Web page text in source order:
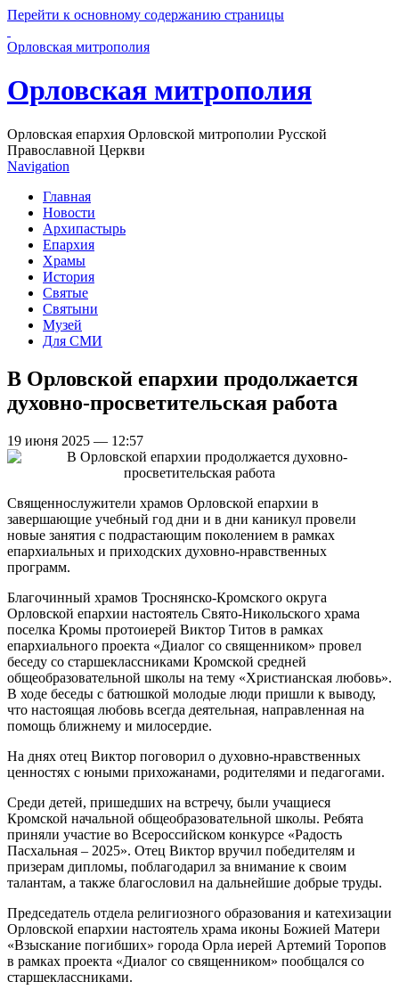
Перейти к основному содержанию страницы
Орловская митрополия
Орловская митрополия
Орловская епархия Орловской митрополии Русской
Православной Церкви
Navigation
Главная
Новости
Архипастырь
Епархия
Храмы
История
Святые
Святыни
Музей
Для СМИ
В Орловской епархии продолжается
духовно-просветительская работа
19 июня 2025 — 12:57
Священнослужители храмов Орловской епархии в
завершающие учебный год дни и в дни каникул провели
новые занятия с подрастающим поколением в рамках
епархиальных и приходских духовно-нравственных
программ.
Благочинный храмов Троснянско-Кромского округа
Орловской епархии настоятель Свято-Никольского храма
поселка Кромы протоиерей Виктор Титов в рамках
епархиального проекта «Диалог со священником» провел
беседу со старшеклассниками Кромской средней
общеобразовательной школы на тему «Христианская любовь».
В ходе беседы с батюшкой молодые люди пришли к выводу,
что настоящая любовь всегда деятельная, направленная на
помощь ближнему и милосердие.
На днях отец Виктор поговорил о духовно-нравственных
ценностях с юными прихожанами, родителями и педагогами.
Среди детей, пришедших на встречу, были учащиеся
Кромской начальной общеобразовательной школы. Ребята
приняли участие во Всероссийском конкурсе «Радость
Пасхальная – 2025». Отец Виктор вручил победителям и
призерам дипломы, поблагодарил за внимание к своим
талантам, а также благословил на дальнейшие добрые труды.
Председатель отдела религиозного образования и катехизации
Орловской епархии настоятель храма иконы Божией Матери
«Взыскание погибших» города Орла иерей Артемий Торопов
в рамках проекта «Диалог со священником» пообщался со
старшеклассниками.